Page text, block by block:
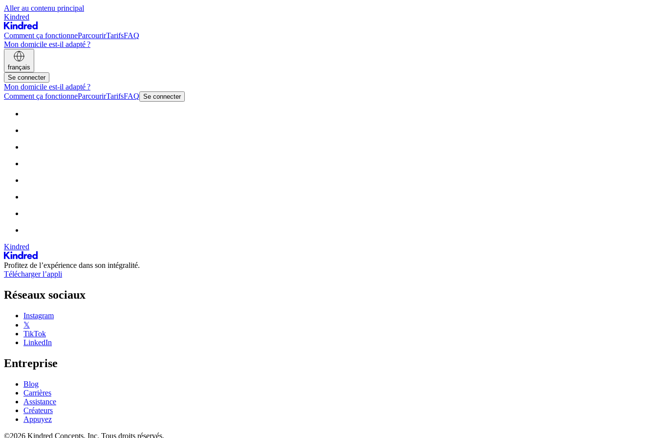
Aller au contenu principal
Kindred
Comment ça fonctionneParcourirTarifsFAQ
Mon domicile est-il adapté ?
français
Se connecter
Mon domicile est-il adapté ?
Comment ça fonctionneParcourirTarifsFAQ Se connecter
Kindred
Profitez de l’expérience dans son intégralité.
Télécharger l’appli
Réseaux sociaux
Instagram
𝕏
TikTok
LinkedIn
Entreprise
Blog
Carrières
Assistance
Créateurs
Appuyez
©2026 Kindred Concepts, Inc. Tous droits réservés.